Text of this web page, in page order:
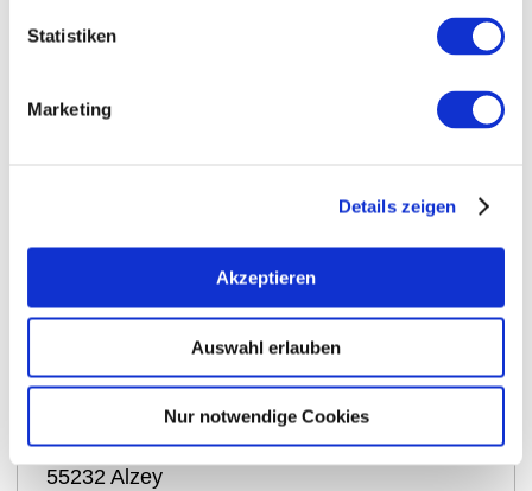
Statistiken
Marketing
Details zeigen
Akzeptieren
Auswahl erlauben
Nur notwendige Cookies
Kontaktinformationen:
Rheinhessenwein e.V.
Otto-Lilienthal-Straße 4
55232 Alzey